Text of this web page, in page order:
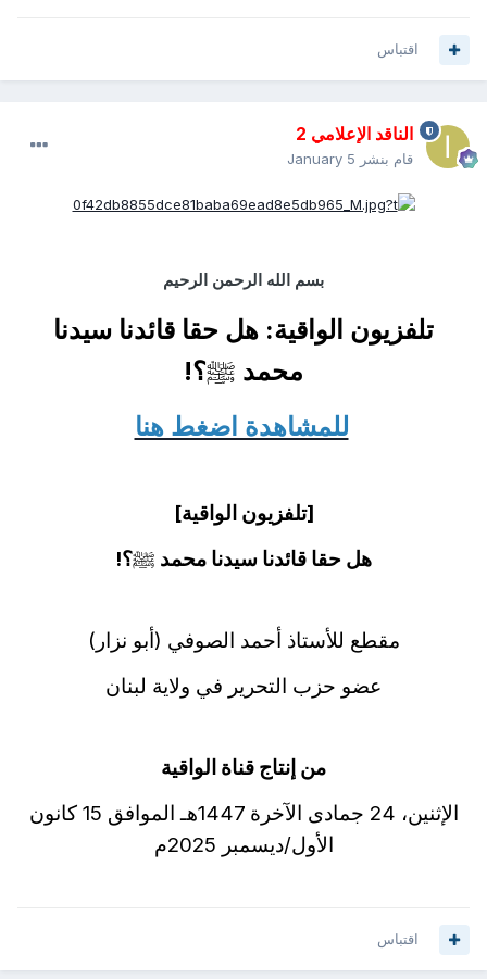
اقتباس
الناقد الإعلامي 2
قام بنشر January 5
بسم الله الرحمن الرحيم
تلفزيون الواقية: هل حقا قائدنا سيدنا
محمد ﷺ؟!
للمشاهدة اضغط هنا
[تلفزيون الواقية]
هل حقا قائدنا سيدنا محمد ﷺ؟!
مقطع للأستاذ أحمد الصوفي (أبو نزار)
عضو حزب التحرير في ولاية لبنان
من إنتاج قناة الواقية
الإثنين، 24 جمادى الآخرة 1447هـ الموافق 15 كانون
الأول/ديسمبر 2025م
اقتباس